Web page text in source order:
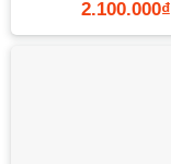
2.100.000₫